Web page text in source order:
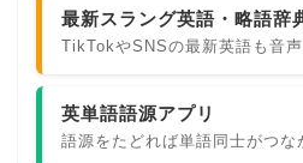
最新スラング英語・略語辞
TikTokやSNSの最新英語も音
英単語語源アプリ
語源をたどれば単語同士がつ